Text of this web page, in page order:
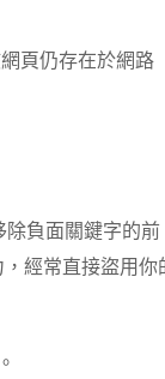
頁仍存在於網路
負面關鍵字的前
經常直接盜用你